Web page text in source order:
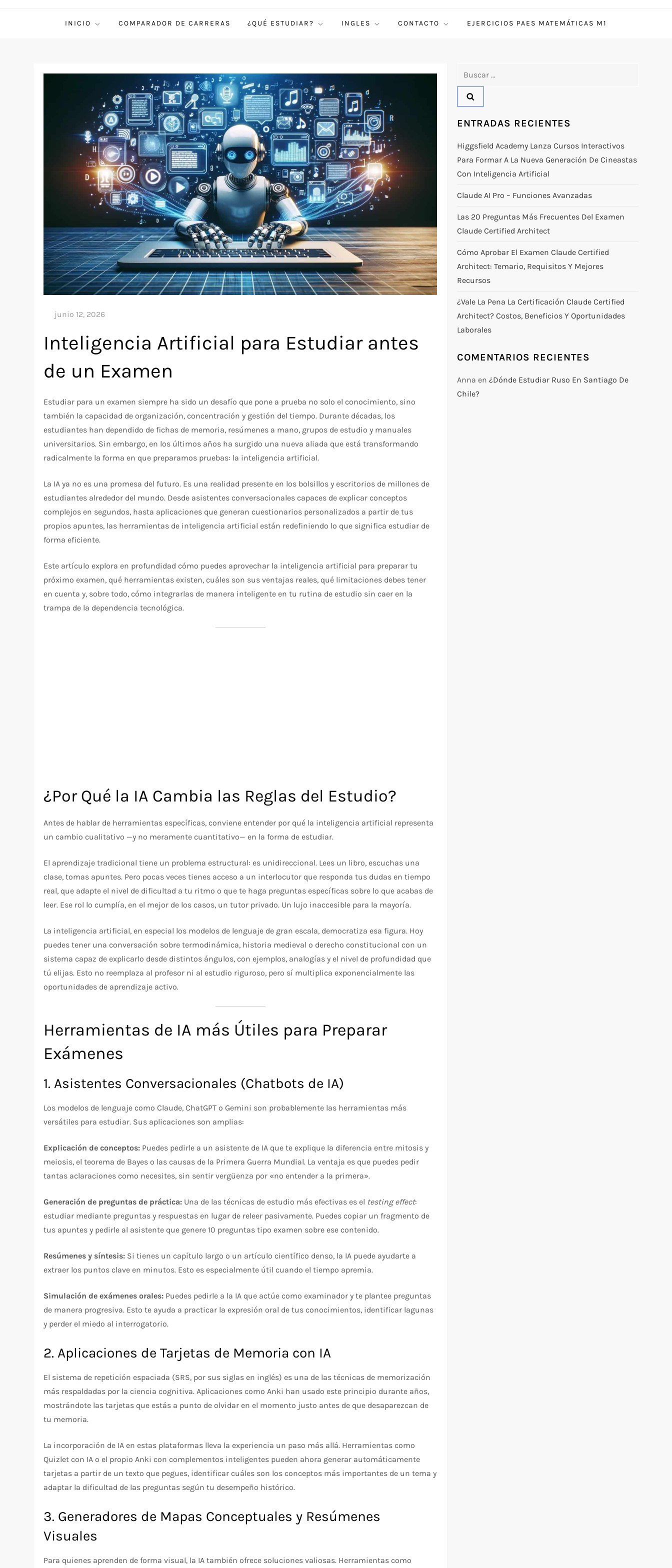
INICIO COMPARADOR DE CARRERAS ¿QUÉ ESTUDIAR? INGLES CONTACTO EJERCICIOS PAES MATEMÁTICAS M1
Inteligencia Artificial para Estudiar antes
de un Examen
Estudiar para un examen siempre ha sido un desafío que pone a prueba no solo el conocimiento, sino
también la capacidad de organización, concentración y gestión del tiempo. Durante décadas, los
estudiantes han dependido de fichas de memoria, resúmenes a mano, grupos de estudio y manuales
universitarios. Sin embargo, en los últimos años ha surgido una nueva aliada que está transformando
radicalmente la forma en que preparamos pruebas: la inteligencia artificial.
La IA ya no es una promesa del futuro. Es una realidad presente en los bolsillos y escritorios de millones de
estudiantes alrededor del mundo. Desde asistentes conversacionales capaces de explicar conceptos
complejos en segundos, hasta aplicaciones que generan cuestionarios personalizados a partir de tus
propios apuntes, las herramientas de inteligencia artificial están redefiniendo lo que significa estudiar de
forma eficiente.
Este artículo explora en profundidad cómo puedes aprovechar la inteligencia artificial para preparar tu
próximo examen, qué herramientas existen, cuáles son sus ventajas reales, qué limitaciones debes tener
en cuenta y, sobre todo, cómo integrarlas de manera inteligente en tu rutina de estudio sin caer en la
trampa de la dependencia tecnológica.
¿Por Qué la IA Cambia las Reglas del Estudio?
Antes de hablar de herramientas específicas, conviene entender por qué la inteligencia artificial representa
un cambio cualitativo —y no meramente cuantitativo— en la forma de estudiar.
El aprendizaje tradicional tiene un problema estructural: es unidireccional. Lees un libro, escuchas una
clase, tomas apuntes. Pero pocas veces tienes acceso a un interlocutor que responda tus dudas en tiempo
real, que adapte el nivel de dificultad a tu ritmo o que te haga preguntas específicas sobre lo que acabas de
leer. Ese rol lo cumplía, en el mejor de los casos, un tutor privado. Un lujo inaccesible para la mayoría.
La inteligencia artificial, en especial los modelos de lenguaje de gran escala, democratiza esa figura. Hoy
puedes tener una conversación sobre termodinámica, historia medieval o derecho constitucional con un
sistema capaz de explicarlo desde distintos ángulos, con ejemplos, analogías y el nivel de profundidad que
tú elijas. Esto no reemplaza al profesor ni al estudio riguroso, pero sí multiplica exponencialmente las
oportunidades de aprendizaje activo.
Herramientas de IA más Útiles para Preparar
Exámenes
1. Asistentes Conversacionales (Chatbots de IA)
Los modelos de lenguaje como Claude, ChatGPT o Gemini son probablemente las herramientas más
versátiles para estudiar. Sus aplicaciones son amplias:
Explicación de conceptos: Puedes pedirle a un asistente de IA que te explique la diferencia entre mitosis y
meiosis, el teorema de Bayes o las causas de la Primera Guerra Mundial. La ventaja es que puedes pedir
tantas aclaraciones como necesites, sin sentir vergüenza por «no entender a la primera».
Generación de preguntas de práctica: Una de las técnicas de estudio más efectivas es el testing effect:
estudiar mediante preguntas y respuestas en lugar de releer pasivamente. Puedes copiar un fragmento de
tus apuntes y pedirle al asistente que genere 10 preguntas tipo examen sobre ese contenido.
Resúmenes y síntesis: Si tienes un capítulo largo o un artículo científico denso, la IA puede ayudarte a
extraer los puntos clave en minutos. Esto es especialmente útil cuando el tiempo apremia.
Simulación de exámenes orales: Puedes pedirle a la IA que actúe como examinador y te plantee preguntas
de manera progresiva. Esto te ayuda a practicar la expresión oral de tus conocimientos, identificar lagunas
y perder el miedo al interrogatorio.
2. Aplicaciones de Tarjetas de Memoria con IA
El sistema de repetición espaciada (SRS, por sus siglas en inglés) es una de las técnicas de memorización
más respaldadas por la ciencia cognitiva. Aplicaciones como Anki han usado este principio durante años,
mostrándote las tarjetas que estás a punto de olvidar en el momento justo antes de que desaparezcan de
tu memoria.
La incorporación de IA en estas plataformas lleva la experiencia un paso más allá. Herramientas como
Quizlet con IA o el propio Anki con complementos inteligentes pueden ahora generar automáticamente
tarjetas a partir de un texto que pegues, identificar cuáles son los conceptos más importantes de un tema y
adaptar la dificultad de las preguntas según tu desempeño histórico.
3. Generadores de Mapas Conceptuales y Resúmenes
Visuales
Para quienes aprenden de forma visual, la IA también ofrece soluciones valiosas. Herramientas como
ENTRADAS RECIENTES
Higgsfield Academy Lanza Cursos Interactivos
Para Formar A La Nueva Generación De Cineastas
Con Inteligencia Artificial
Claude AI Pro – Funciones Avanzadas
Las 20 Preguntas Más Frecuentes Del Examen
Claude Certified Architect
Cómo Aprobar El Examen Claude Certified
Architect: Temario, Requisitos Y Mejores
Recursos
¿Vale La Pena La Certificación Claude Certified
Architect? Costos, Beneficios Y Oportunidades
Laborales
COMENTARIOS RECIENTES
Anna en ¿Dónde Estudiar Ruso En Santiago De
Chile?